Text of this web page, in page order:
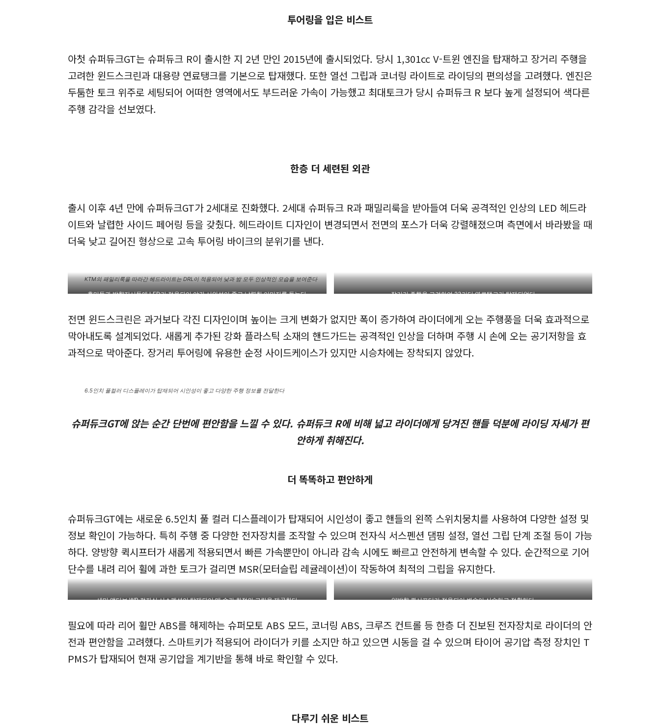
투어링을 입은 비스트
아첫 슈퍼듀크GT는 슈퍼듀크 R이 출시한 지 2년 만인 2015년에 출시되었다. 당시 1,301cc V-트윈 엔진을 탑재하고 장거리 주행을
고려한 윈드스크린과 대용량 연료탱크를 기본으로 탑재했다. 또한 열선 그립과 코너링 라이트로 라이딩의 편의성을 고려했다. 엔진은
두툼한 토크 위주로 세팅되어 어떠한 영역에서도 부드러운 가속이 가능했고 최대토크가 당시 슈퍼듀크 R 보다 높게 설정되어 색다른
주행 감각을 선보였다.
한층 더 세련된 외관
출시 이후 4년 만에 슈퍼듀크GT가 2세대로 진화했다. 2세대 슈퍼듀크 R과 패밀리룩을 받아들여 더욱 공격적인 인상의 LED 헤드라
이트와 날렵한 사이드 페어링 등을 갖췄다. 헤드라이트 디자인이 변경되면서 전면의 포스가 더욱 강렬해졌으며 측면에서 바라봤을 때
더욱 낮고 길어진 형상으로 고속 투어링 바이크의 분위기를 낸다.
KTM의 패밀리룩을 따라간 헤드라이트는 DRL이 적용되어 낮과 밤 모두 인상적인 모습을 보여준다
후미등과 방향지시등에 LED가 적용되어 야간 시인성이 좋고 날렵한 이미지를 돕는다 장거리 주행을 고려하여 23리터 연료탱크가 탑재되었다
전면 윈드스크린은 과거보다 각진 디자인이며 높이는 크게 변화가 없지만 폭이 증가하여 라이더에게 오는 주행풍을 더욱 효과적으로
막아내도록 설계되었다. 새롭게 추가된 강화 플라스틱 소재의 핸드가드는 공격적인 인상을 더하며 주행 시 손에 오는 공기저항을 효
과적으로 막아준다. 장거리 투어링에 유용한 순정 사이드케이스가 있지만 시승차에는 장착되지 않았다.
6.5인치 풀컬러 디스플레이가 탑재되어 시인성이 좋고 다양한 주행 정보를 전달한다
슈퍼듀크GT에 앉는 순간 단번에 편안함을 느낄 수 있다. 슈퍼듀크 R에 비해 넓고 라이더에게 당겨진 핸들 덕분에 라이딩 자세가 편
안하게 취해진다.
더 똑똑하고 편안하게
슈퍼듀크GT에는 새로운 6.5인치 풀 컬러 디스플레이가 탑재되어 시인성이 좋고 핸들의 왼쪽 스위치뭉치를 사용하여 다양한 설정 및
정보 확인이 가능하다. 특히 주행 중 다양한 전자장치를 조작할 수 있으며 전자식 서스펜션 댐핑 설정, 열선 그립 단계 조절 등이 가능
하다. 양방향 퀵시프터가 새롭게 적용되면서 빠른 가속뿐만이 아니라 감속 시에도 빠르고 안전하게 변속할 수 있다. 순간적으로 기어
단수를 내려 리어 휠에 과한 토크가 걸리면 MSR(모터슬립 레귤레이션)이 작동하여 최적의 그립을 유지한다.
세미 액티브 WP 전자식 서스펜션이 탑재되어 매 순간 최적의 그립을 제공한다 양방향 퀵시프터가 적용되어 변속이 신속하고 정확하다
필요에 따라 리어 휠만 ABS를 해제하는 슈퍼모토 ABS 모드, 코너링 ABS, 크루즈 컨트롤 등 한층 더 진보된 전자장치로 라이더의 안
전과 편안함을 고려했다. 스마트키가 적용되어 라이더가 키를 소지만 하고 있으면 시동을 걸 수 있으며 타이어 공기압 측정 장치인 T
PMS가 탑재되어 현재 공기압을 계기반을 통해 바로 확인할 수 있다.
다루기 쉬운 비스트